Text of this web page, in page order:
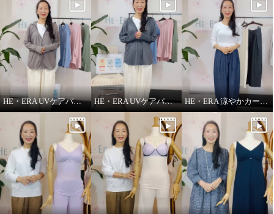
HE・ERA UVケアパーカー HE・ERA UVケアパーカー 機能性について HE・ERA 涼やかカーヴィーパンツ